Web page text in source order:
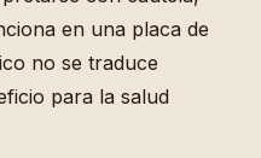
en una placa de
no se traduce
para la salud